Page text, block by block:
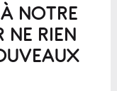
NOTRE
NE RIEN